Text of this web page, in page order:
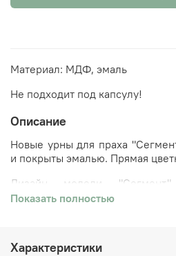
Материал: МДФ, эмаль
Не подходит под капсулу!
Описание
Новые урны для праха
и покрыты эмалью. Прямая
Дизайн модели "Сегмент"
элегантностью и
Показать полностью
Характеристики